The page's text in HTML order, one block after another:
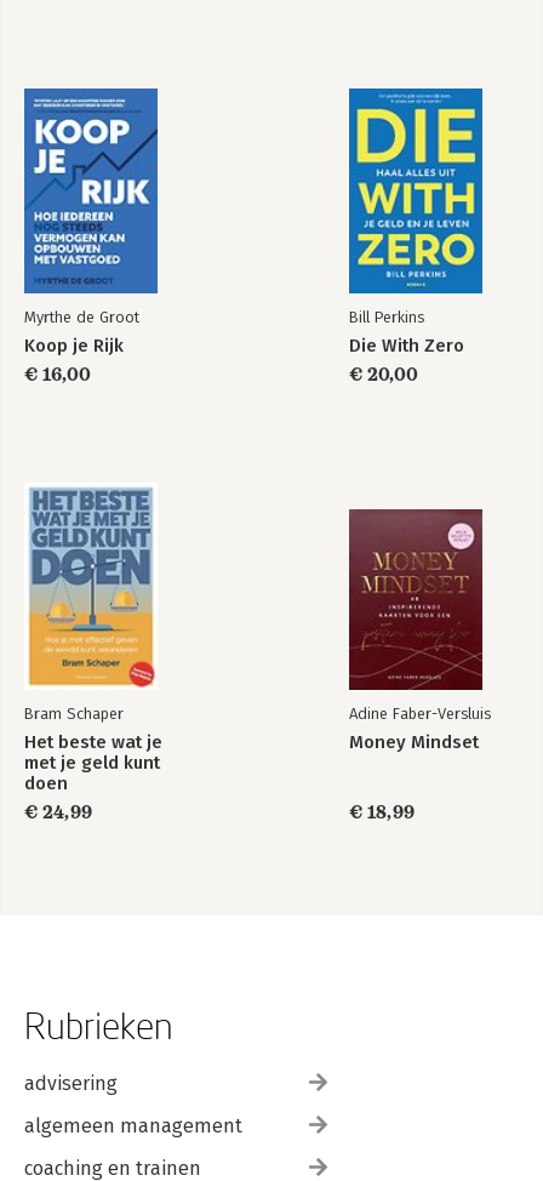
Myrthe de Groot
Koop je Rijk
€ 16,00
Bill Perkins
Die With Zero
€ 20,00
Bram Schaper
Het beste wat je
met je geld kunt
doen
€ 24,99
Adine Faber-Versluis
Money Mindset
€ 18,99
Rubrieken
advisering
algemeen management
coaching en trainen